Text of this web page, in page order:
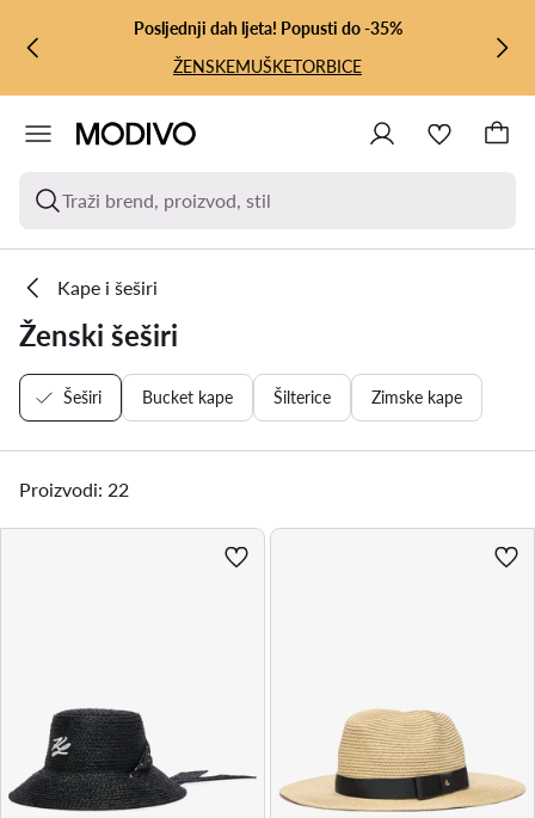
PRIJEĐI NA GLAVNI SADRŽAJ
PRIJEĐI NA PRETRAŽIVANJE
Posljednji dah ljeta! Popusti do -35%
ŽENSKEMUŠKETORBICE
Traži brend, proizvod, stil
Kape i šeširi
Ženski šeširi
Šeširi Bucket kape Šilterice Zimske kape
Proizvodi: 22